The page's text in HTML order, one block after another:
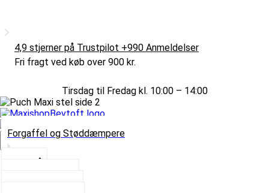
4,9 stjerner på Trustpilot +990 Anmeldelser
Fri fragt ved køb over 900 kr.
Tirsdag til Fredag kl. 10:00 – 14:00
Vælg Kategori
Forgaffel og Støddæmpere
Styrlås